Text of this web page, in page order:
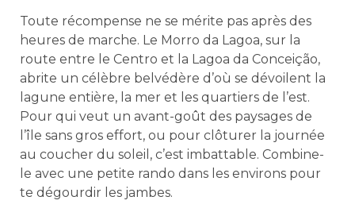
Toute récompense ne se mérite pas après des
heures de marche. Le Morro da Lagoa, sur la
route entre le Centro et la Lagoa da Conceição,
abrite un célèbre belvédère d’où se dévoilent la
lagune entière, la mer et les quartiers de l’est.
Pour qui veut un avant-goût des paysages de
l’île sans gros effort, ou pour clôturer la journée
au coucher du soleil, c’est imbattable. Combine-
le avec une petite rando dans les environs pour
te dégourdir les jambes.